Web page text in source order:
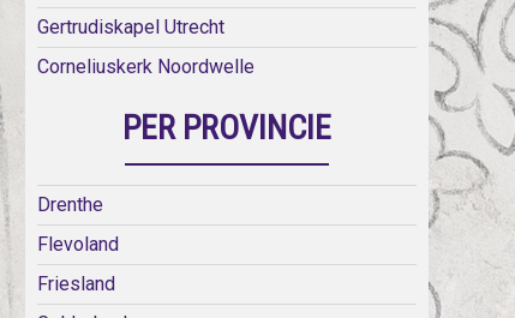
Gertrudiskapel Utrecht
Corneliuskerk Noordwelle
PER PROVINCIE
Drenthe
Flevoland
Friesland